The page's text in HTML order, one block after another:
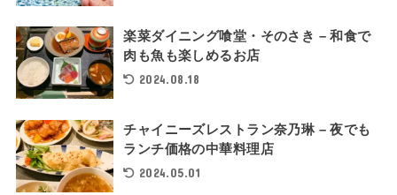
楽菜ダイニング喰堂・そのさき – 和食で
肉も魚も楽しめるお店
2024.08.18
チャイニーズレストラン奈乃琳 – 夜でも
ランチ価格の中華料理店
2024.05.01